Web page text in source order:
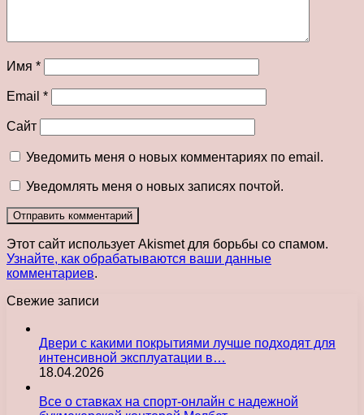
Имя *
Email *
Сайт
Уведомить меня о новых комментариях по email.
Уведомлять меня о новых записях почтой.
Этот сайт использует Akismet для борьбы со спамом.
Узнайте, как обрабатываются ваши данные
комментариев.
Свежие записи
Двери с какими покрытиями лучше подходят для
интенсивной эксплуатации в…
18.04.2026
Все о ставках на спорт-онлайн с надежной